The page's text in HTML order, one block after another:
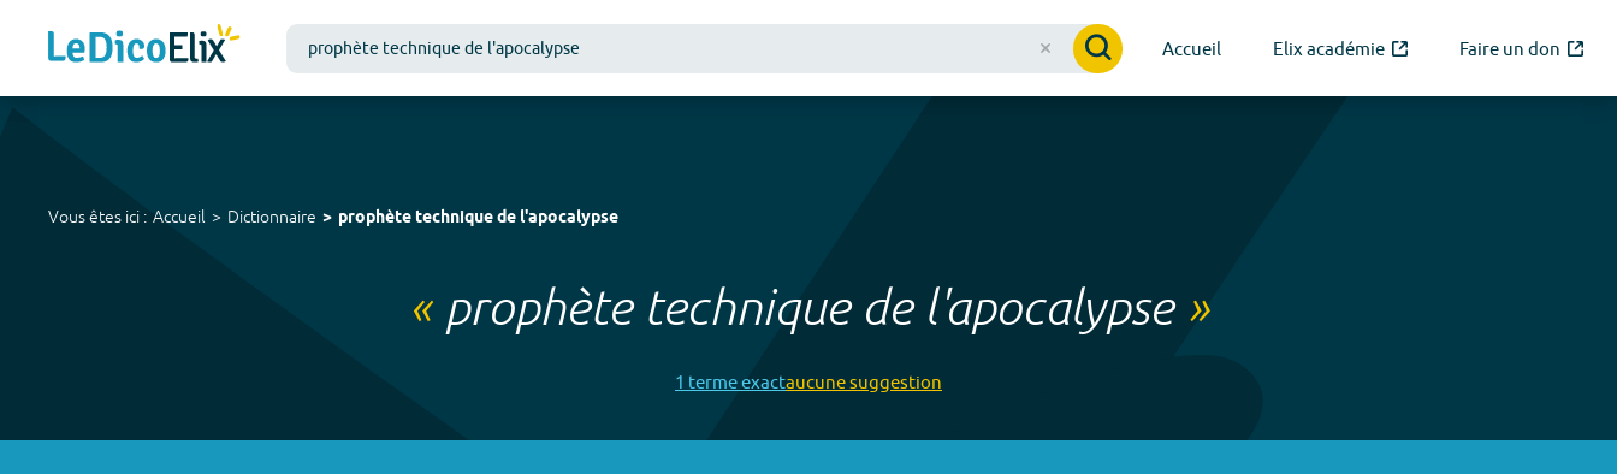
Accueil Elix académie Faire un don
Vous êtes ici : Accueil Dictionnaire prophète technique de l'apocalypse
« prophète technique de l'apocalypse»
1 termeexactaucunesuggestion